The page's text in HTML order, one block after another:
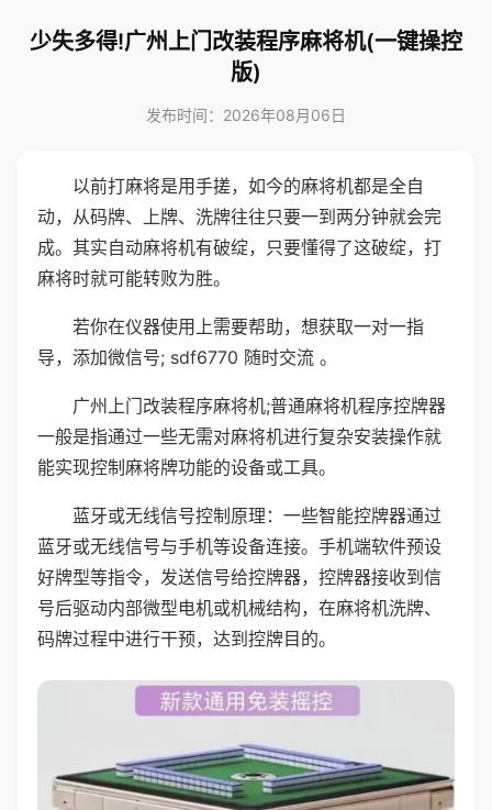
少失多得!广州上门改装程序麻将机(一键操控
版)
发布时间：2026年08月06日
以前打麻将是用手搓，如今的麻将机都是全自
动，从码牌、上牌、洗牌往往只要一到两分钟就会完
成。其实自动麻将机有破绽，只要懂得了这破绽，打
麻将时就可能转败为胜。
若你在仪器使用上需要帮助，想获取一对一指
导，添加微信号; sdf6770 随时交流 。
广州上门改装程序麻将机;普通麻将机程序控牌器
一般是指通过一些无需对麻将机进行复杂安装操作就
能实现控制麻将牌功能的设备或工具。
蓝牙或无线信号控制原理：一些智能控牌器通过
蓝牙或无线信号与手机等设备连接。手机端软件预设
好牌型等指令，发送信号给控牌器，控牌器接收到信
号后驱动内部微型电机或机械结构，在麻将机洗牌、
码牌过程中进行干预，达到控牌目的。